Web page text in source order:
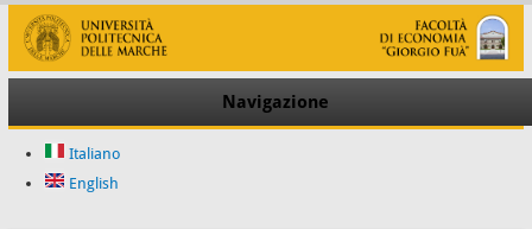
Navigazione
Italiano
English